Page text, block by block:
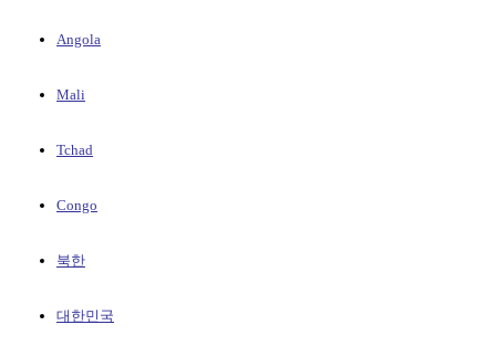
Angola
Mali
Tchad
Congo
북한
대한민국